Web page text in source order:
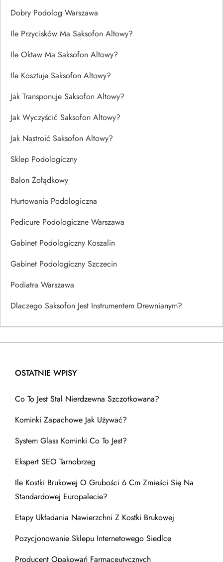
Dobry Podolog Warszawa
Ile Przycisków Ma Saksofon Altowy?
Ile Oktaw Ma Saksofon Altowy?
Ile Kosztuje Saksofon Altowy?
Jak Transponuje Saksofon Altowy?
Jak Wyczyścić Saksofon Altowy?
Jak Nastroić Saksofon Altowy?
Sklep Podologiczny
Balon Żołądkowy
Hurtowania Podologiczna
Pedicure Podologiczne Warszawa
Gabinet Podologiczny Koszalin
Gabinet Podologiczny Szczecin
Podiatra Warszawa
Dlaczego Saksofon Jest Instrumentem Drewnianym?
OSTATNIE WPISY
Co To Jest Stal Nierdzewna Szczotkowana?
Kominki Zapachowe Jak Używać?
System Glass Kominki Co To Jest?
Ekspert SEO Tarnobrzeg
Ile Kostki Brukowej O Grubości 6 Cm Zmieści Się Na
Standardowej Europalecie?
Etapy Układania Nawierzchni Z Kostki Brukowej
Pozycjonowanie Sklepu Internetowego Siedlce
Producent Opakowań Farmaceutycznych